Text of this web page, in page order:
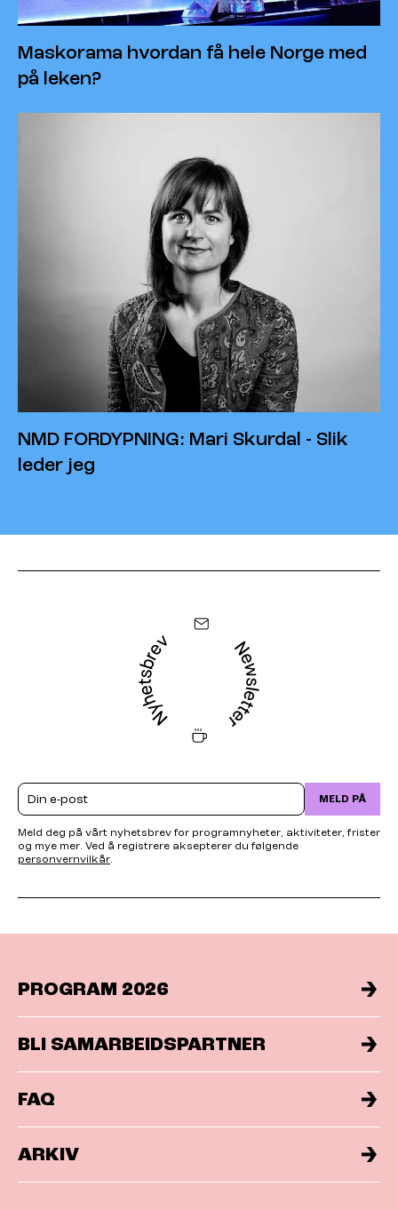
Maskorama hvordan få hele Norge med
på leken?
NMD FORDYPNING: Mari Skurdal - Slik
leder jeg
Email MELD PÅ
Meld deg på vårt nyhetsbrev for programnyheter, aktiviteter, frister
og mye mer. Ved å registrere aksepterer du følgende
personvernvilkår.
PROGRAM 2026
BLI SAMARBEIDSPARTNER
FAQ
ARKIV